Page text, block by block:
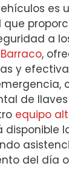
es
que
a
Barraco,
y
de
equipo
disponible
del día